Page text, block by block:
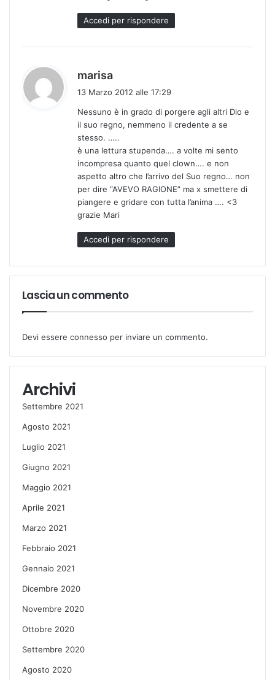
Accedi per rispondere
marisa
e
t
t
:
13 Marzo 2012 alle 17:29
Nessuno è in grado di porgere agli altri Dio e
il suo regno, nemmeno il credente a se
stesso. …..
è una lettura stupenda…. a volte mi sento
incompresa quanto quel clown…. e non
aspetto altro che l’arrivo del Suo regno… non
per dire “AVEVO RAGIONE” ma x smettere di
piangere e gridare con tutta l’anima …. <3
grazie Mari
Accedi per rispondere
Lascia un commento
Devi essere connesso per inviare un commento.
Archivi
Settembre 2021
Agosto 2021
Luglio 2021
Giugno 2021
Maggio 2021
Aprile 2021
Marzo 2021
Febbraio 2021
Gennaio 2021
Dicembre 2020
Novembre 2020
Ottobre 2020
Settembre 2020
Agosto 2020